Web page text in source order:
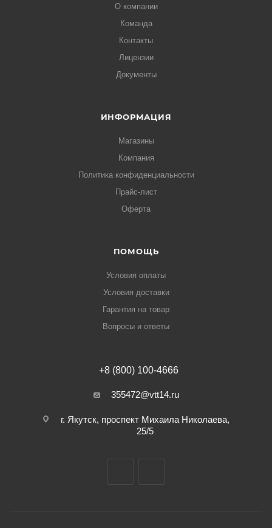
О компании
Команда
Контакты
Лицензии
Документы
ИНФОРМАЦИЯ
Магазины
Компания
Политика конфиденциальности
Прайс-лист
Оферта
ПОМОЩЬ
Условия оплаты
Условия доставки
Гарантия на товар
Вопросы и ответы
+8 (800) 100-4666
355472@vtt14.ru
г. Якутск, проспект Михаила Николаева,
25/5